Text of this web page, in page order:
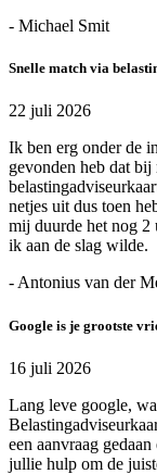
- Michael Smit
Snelle match via
22 juli 2026
Ik ben erg onder de
gevonden heb dat
netjes uit dus toen
mij duurde het nog 2
ik aan de slag wilde.
- Antonius van der
Google is je grootste
16 juli 2026
Lang leve google,
een aanvraag
jullie hulp om de